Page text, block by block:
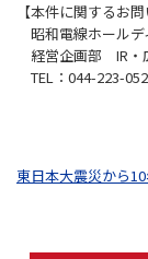
【本件に関するお問
昭和電線ホール
経営企画部 IR・
TEL：044-223-
東日本大震災から